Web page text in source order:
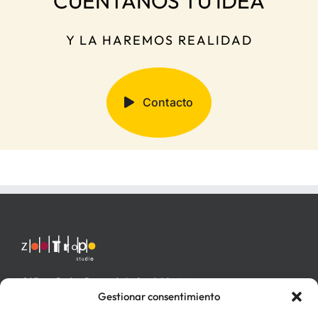
Gestionar consentimiento
Y LA HAREMOS REALIDAD
Contacto
C/ Fray Pedro Ponce de León nº 4 bajo izq.